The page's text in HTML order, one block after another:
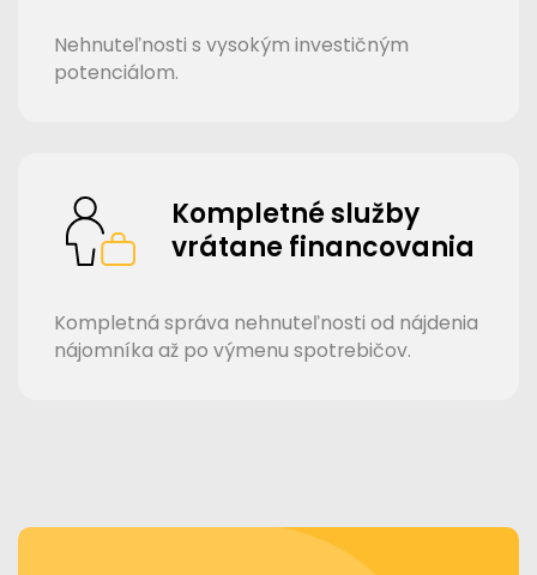
Nehnuteľnosti s vysokým investičným
potenciálom.
Kompletné služby
vrátane financovania
Kompletná správa nehnuteľnosti od nájdenia
nájomníka až po výmenu spotrebičov.